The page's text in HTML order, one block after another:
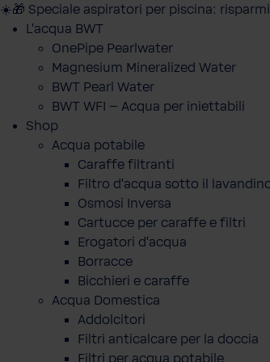
☀️🎁 Speciale aspiratori per piscina:
L'acqua BWT
OnePipe Pearlwater
Magnesium Mineralized Water
BWT Pearl Water
BWT WFI – Acqua per iniettabili
Shop
Acqua potabile
Caraffe filtranti
Filtro d'acqua sotto il
Osmosi Inversa
Cartucce per caraffe e filtri
Erogatori d'acqua
Borracce
Bicchieri e caraffe
Acqua Domestica
Addolcitori
Filtri anticalcare per la doccia
Filtri per acqua potabile